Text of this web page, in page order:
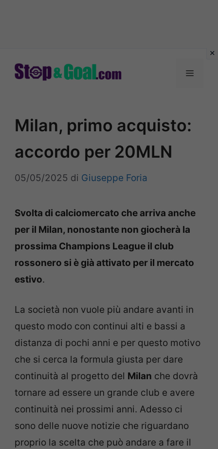
Menu
Milan, primo acquisto:
accordo per 20MLN
05/05/2025 di Giuseppe Foria
Svolta di calciomercato che arriva anche
per il Milan, nonostante non giocherà la
prossima Champions League il club
rossonero si è già attivato per il mercato
estivo.
La società non vuole più andare avanti in
questo modo con continui alti e bassi a
distanza di pochi anni e per questo motivo
che si cerca la formula giusta per dare
continuità al progetto del Milan che dovrà
tornare ad essere un grande club e avere
continuità nei prossimi anni. Adesso ci
sono delle nuove notizie che riguardano
proprio la scelta che può andare a fare il